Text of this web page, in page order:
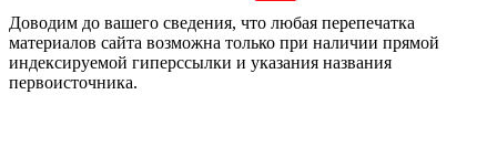
Доводим до вашего сведения, что любая перепечатка
материалов сайта возможна только при наличии прямой
индексируемой гиперссылки и указания названия
первоисточника.